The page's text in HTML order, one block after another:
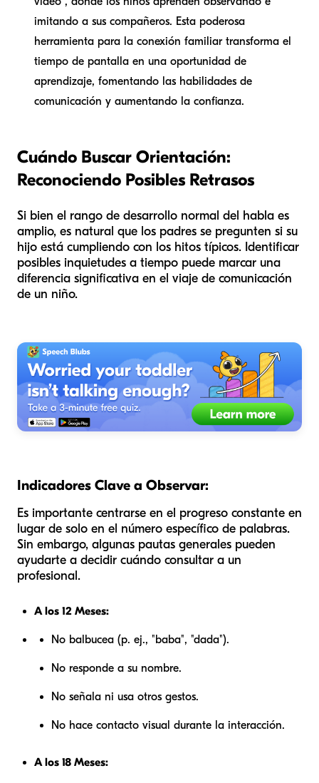
imitando a sus compañeros. Esta poderosa
herramienta para la conexión familiar transforma el
tiempo de pantalla en una oportunidad de
aprendizaje, fomentando las habilidades de
comunicación y aumentando la confianza.
Cuándo Buscar Orientación:
Reconociendo Posibles Retrasos
Si bien el rango de desarrollo normal del habla es
amplio, es natural que los padres se pregunten si su
hijo está cumpliendo con los hitos típicos. Identificar
posibles inquietudes a tiempo puede marcar una
diferencia significativa en el viaje de comunicación
de un niño.
Indicadores Clave a Observar:
Es importante centrarse en el progreso constante en
lugar de solo en el número específico de palabras.
Sin embargo, algunas pautas generales pueden
ayudarte a decidir cuándo consultar a un
profesional.
A los 12 Meses:
No balbucea (p. ej., "baba", "dada").
No responde a su nombre.
No señala ni usa otros gestos.
No hace contacto visual durante la interacción.
A los 18 Meses: